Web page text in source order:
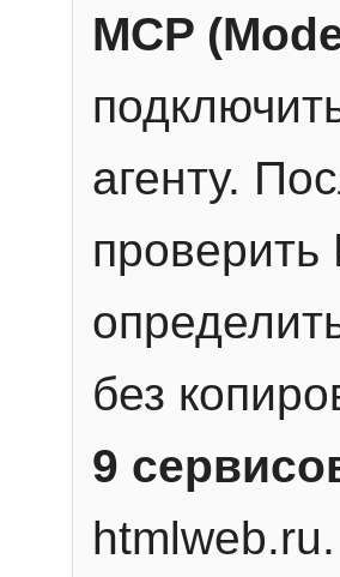
MCP
агенту.
без
9
htmlweb.ru.